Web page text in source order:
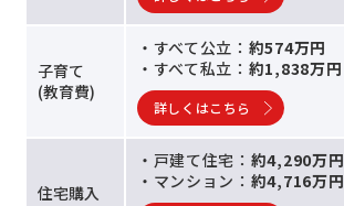
子育て
(教育費)
・すべて公立： 約574万円
・すべて私立： 約1,838万円
詳しくはこちら
住宅購入
・戸建て住宅： 約4,290万円
・マンション： 約4,716万円